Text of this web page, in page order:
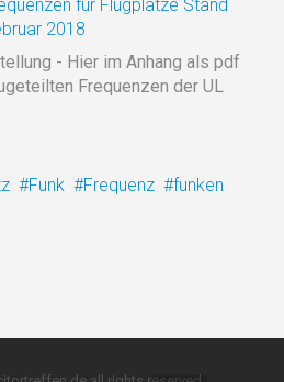
- Hier im Anhang als pdf
Frequenzen der UL
Funk Frequenz
funken